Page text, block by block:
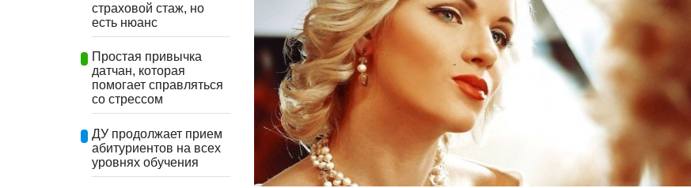
страховой стаж, но
есть нюанс
Простая привычка
датчан, которая
помогает справляться
со стрессом
ДУ продолжает прием
абитуриентов на всех
уровнях обучения